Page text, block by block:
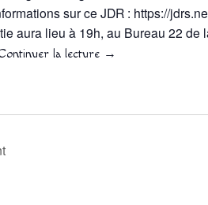
sur ce JDR : https://
aura lieu à 19h, au Bureau 22 de
la lecture →